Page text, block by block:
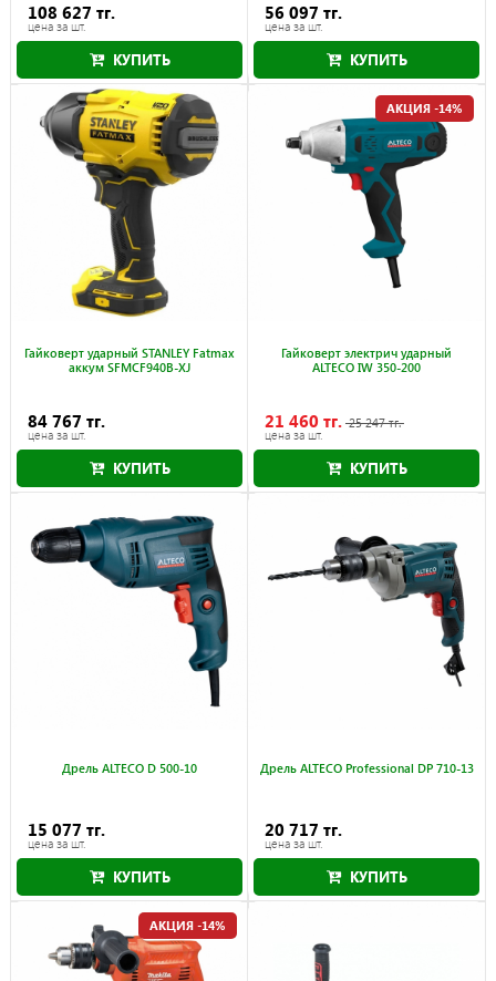
108 627 тг.
цена за шт.
КУПИТЬ
56 097 тг.
цена за шт.
КУПИТЬ
Гайковерт ударный STANLEY Fatmax
аккум SFMCF940B-XJ
84 767 тг.
цена за шт.
КУПИТЬ
Гайковерт электрич ударный
ALTECO IW 350-200
21 460 тг. 25 247 тг.
цена за шт.
Акция действует до 30.09.2026
АКЦИЯ -14%
КУПИТЬ
Дрель ALTECO D 500-10
15 077 тг.
цена за шт.
КУПИТЬ
Дрель ALTECO Professional DP 710-13
20 717 тг.
цена за шт.
КУПИТЬ
АКЦИЯ -14%